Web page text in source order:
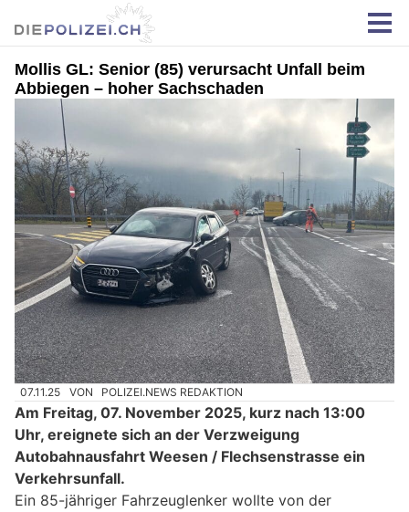
Mollis GL: Senior (85) verursacht Unfall beim
Abbiegen – hoher Sachschaden
07.11.25 VON POLIZEI.NEWS REDAKTION
Am Freitag, 07. November 2025, kurz nach 13:00
Uhr, ereignete sich an der Verzweigung
Autobahnausfahrt Weesen / Flechsenstrasse ein
Verkehrsunfall.
Ein 85-jähriger Fahrzeuglenker wollte von der